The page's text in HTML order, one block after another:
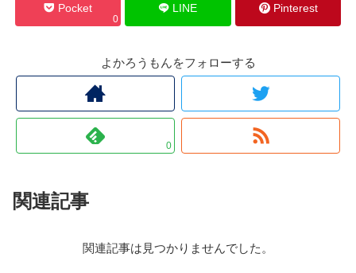
Pocket
0
LINE Pinterest
よかろうもんをフォローする
0
関連記事
関連記事は見つかりませんでした。